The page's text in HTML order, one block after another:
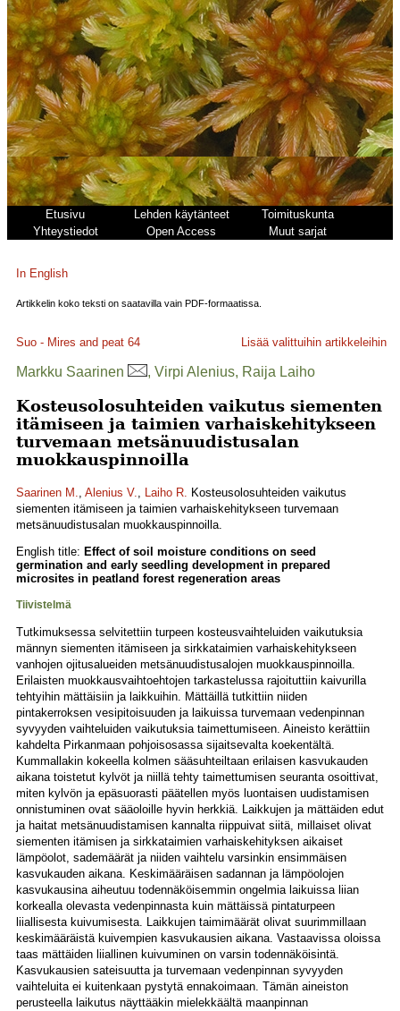
Etusivu Lehden käytänteet
Toimituskunta
Yhteystiedot
Open Access Muut sarjat
In English
Artikkelin koko teksti on saatavilla vain PDF-formaatissa.
Suo - Mires and peat 64 Lisää valittuihin artikkeleihin
Markku Saarinen , Virpi Alenius, Raija Laiho
Kosteusolosuhteiden vaikutus siementen
itämiseen ja taimien varhaiskehitykseen
turvemaan metsänuudistusalan
muokkauspinnoilla
Saarinen M., Alenius V., Laiho R. Kosteusolosuhteiden vaikutus
siementen itämiseen ja taimien varhaiskehitykseen turvemaan
metsänuudistusalan muokkauspinnoilla.
English title: Effect of soil moisture conditions on seed
germination and early seedling development in prepared
microsites in peatland forest regeneration areas
Tiivistelmä
Tutkimuksessa selvitettiin turpeen kosteusvaihteluiden vaikutuksia
männyn siementen itämiseen ja sirkkataimien varhaiskehitykseen
vanhojen ojitusalueiden metsänuudistusalojen muokkauspinnoilla.
Erilaisten muokkausvaihtoehtojen tarkastelussa rajoituttiin kaivurilla
tehtyihin mättäisiin ja laikkuihin. Mättäillä tutkittiin niiden
pintakerroksen vesipitoisuuden ja laikuissa turvemaan vedenpinnan
syvyyden vaihteluiden vaikutuksia taimettumiseen. Aineisto kerättiin
kahdelta Pirkanmaan pohjoisosassa sijaitsevalta koekentältä.
Kummallakin kokeella kolmen sääsuhteiltaan erilaisen kasvukauden
aikana toistetut kylvöt ja niillä tehty taimettumisen seuranta osoittivat,
miten kylvön ja epäsuorasti päätellen myös luontaisen uudistamisen
onnistuminen ovat sääoloille hyvin herkkiä. Laikkujen ja mättäiden edut
ja haitat metsänuudistamisen kannalta riippuivat siitä, millaiset olivat
siementen itämisen ja sirkkataimien varhaiskehityksen aikaiset
lämpöolot, sademäärät ja niiden vaihtelu varsinkin ensimmäisen
kasvukauden aikana. Keskimääräisen sadannan ja lämpöolojen
kasvukausina aiheutuu todennäköisemmin ongelmia laikuissa liian
korkealla olevasta vedenpinnasta kuin mättäissä pintaturpeen
liiallisesta kuivumisesta. Laikkujen taimimäärät olivat suurimmillaan
keskimääräistä kuivempien kasvukausien aikana. Vastaavissa oloissa
taas mättäiden liiallinen kuivuminen on varsin todennäköisintä.
Kasvukausien sateisuutta ja turvemaan vedenpinnan syvyyden
vaihteluita ei kuitenkaan pystytä ennakoimaan. Tämän aineiston
perusteella laikutus näyttääkin mielekkäältä maanpinnan